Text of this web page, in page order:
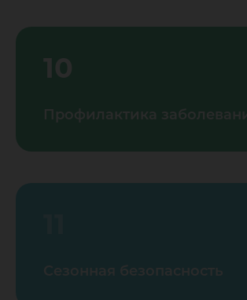
10
Профилактика